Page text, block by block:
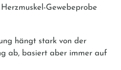
Gewebeprobe
hängt stark von der
ab, basiert aber immer auf